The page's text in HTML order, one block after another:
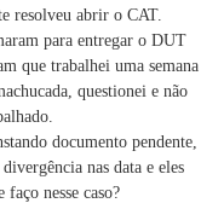
resolveu abrir o CAT.
para entregar o DUT
que trabalhei uma semana
questionei e não
documento pendente,
nas data e eles
nesse caso?